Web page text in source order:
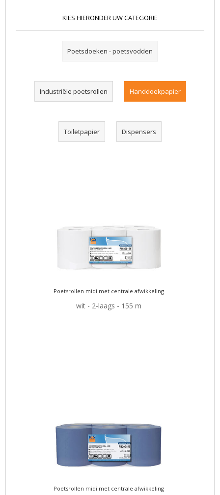
KIES HIERONDER UW CATEGORIE
Poetsdoeken - poetsvodden
Industriële poetsrollen Handdoekpapier
Toiletpapier Dispensers
Poetsrollen midi met centrale afwikkeling
wit - 2-laags - 155 m
Poetsrollen midi met centrale afwikkeling